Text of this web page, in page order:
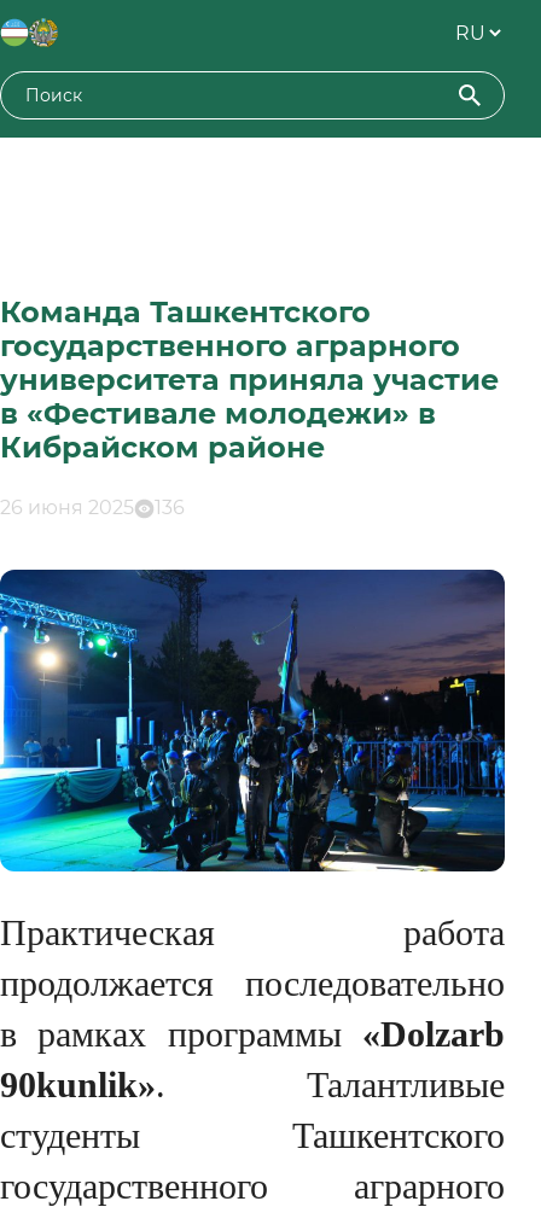
Команда Ташкентского
государственного аграрного
университета приняла участие
в «Фестивале молодежи» в
Кибрайском районе
26 июня 2025 136
Практическая работа
продолжается последовательно
в рамках программы «Dolzarb
90kunlik». Талантливые
студенты Ташкентского
государственного аграрного